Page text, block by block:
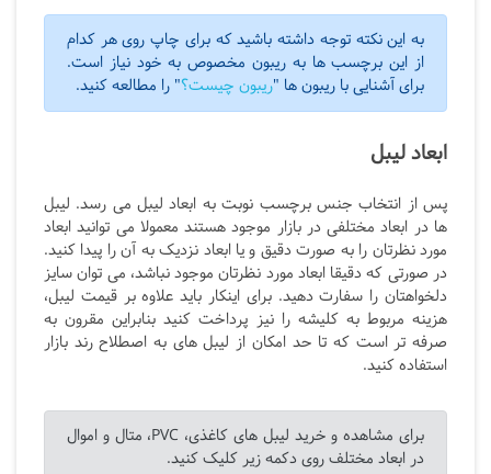
به این نکته توجه داشته باشید که برای چاپ روی هر کدام
از این برچسب ها به ریبون مخصوص به خود نیاز است.
برای آشنایی با ریبون ها "ریبون چیست؟" را مطالعه کنید.
ابعاد لیبل
پس از انتخاب جنس برچسب نوبت به ابعاد لیبل می رسد. لیبل
ها در ابعاد مختلفی در بازار موجود هستند معمولا می توانید ابعاد
مورد نظرتان را به صورت دقیق و یا ابعاد نزدیک به آن را پیدا کنید.
در صورتی که دقیقا ابعاد مورد نظرتان موجود نباشد، می توان سایز
دلخواهتان را سفارت دهید. برای اینکار باید علاوه بر قیمت لیبل،
هزینه مربوط به کلیشه را نیز پرداخت کنید بنابراین مقرون به
صرفه تر است که تا حد امکان از لیبل های به اصطلاح رند بازار
استفاده کنید.
برای مشاهده و خرید لیبل های کاغذی، PVC، متال و اموال
در ابعاد مختلف روی دکمه زیر کلیک کنید.